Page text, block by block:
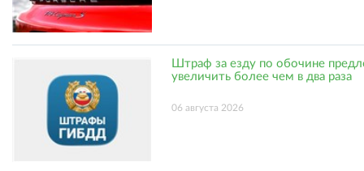
Штраф за езду по обочине
увеличить более чем в два раза
06 августа 2026